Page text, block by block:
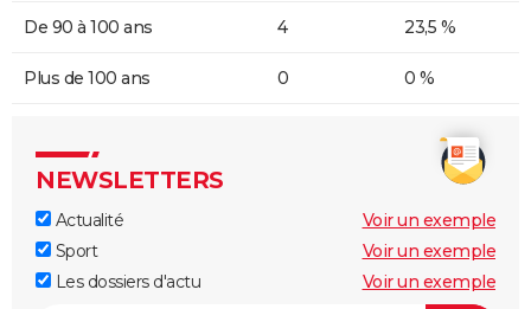
De 90 à 100 ans 4 23,5 %
Plus de 100 ans 0 0 %
NEWSLETTERS
Actualité
Voir un exemple
Sport
Voir un exemple
Les dossiers d'actu
Voir un exemple